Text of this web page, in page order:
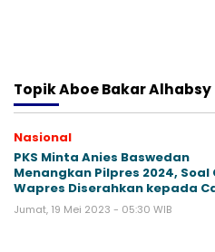
TopikAboe Bakar Alhabsy
Nasional
PKS Minta Anies Baswedan
Menangkan Pilpres 2024, Soal
Wapres Diserahkan kepada
Jumat, 19 Mei 2023 - 05:30 WIB